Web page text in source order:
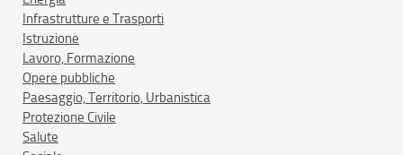
Infrastrutture e Trasporti
Istruzione
Lavoro, Formazione
Opere pubbliche
Paesaggio, Territorio, Urbanistica
Protezione Civile
Salute